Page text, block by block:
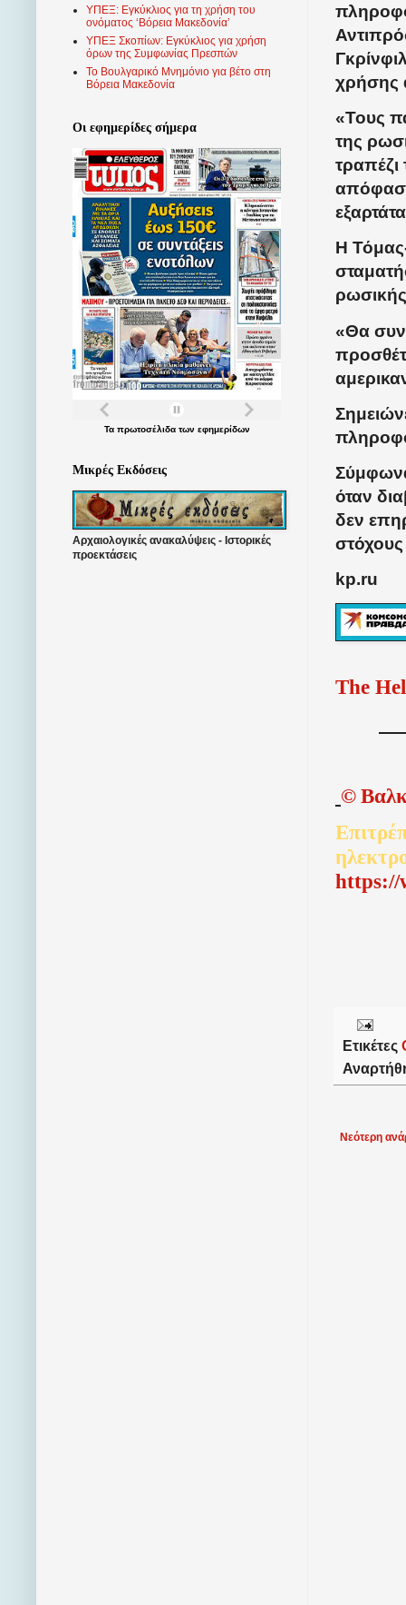
χρήσης
«Τους
της
Η Τόμας-
«Θα
όταν
δεν
kp.ru
The
©
https://
Ετικέτες
Νεότερη
ΥΠΕΞ: Εγκύκλιος για τη χρήση του
ονόματος ‘Βόρεια Μακεδονία’
ΥΠΕΞ Σκοπίων: Εγκύκλιος για χρήση
όρων της Συμφωνίας Πρεσπών
Το Βουλγαρικό Μνημόνιο για βέτο στη
Βόρεια Μακεδονία
Οι εφημερίδες σήμερα
Τα πρωτοσέλιδατων εφημερίδων
Μικρές Εκδόσεις
Αρχαιολογικές ανακαλύψεις - Ιστορικές
προεκτάσεις